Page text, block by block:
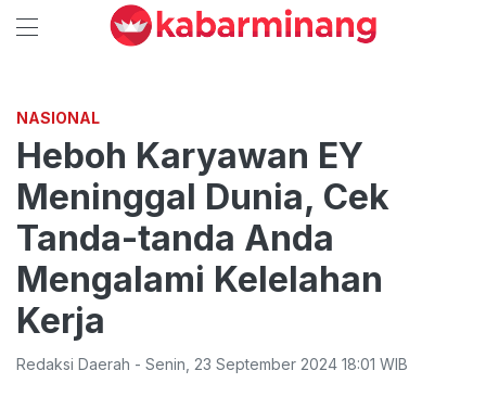
NASIONAL
Heboh Karyawan EY
Meninggal Dunia, Cek
Tanda-tanda Anda
Mengalami Kelelahan
Kerja
Redaksi Daerah - Senin 23 September 2024 18:01 WIB